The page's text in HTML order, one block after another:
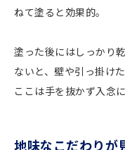
ねて塗ると効果的。
塗った後にはしっかり
ないと、壁や引っ掛け
ここは手を抜かず入念
地味なこだわりが